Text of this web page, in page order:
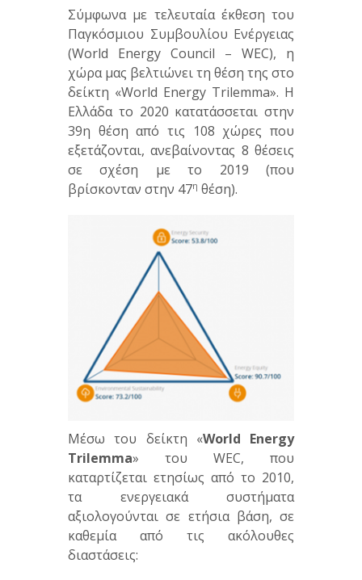
Σύμφωνα με τελευταία έκθεση του
Παγκόσμιου Συμβουλίου Ενέργειας
(World Energy Council – WEC), η
χώρα μας βελτιώνει τη θέση της στο
δείκτη «World Energy Trilemma». Η
Ελλάδα το 2020 κατατάσσεται στην
39η θέση από τις 108 χώρες που
εξετάζονται, ανεβαίνοντας 8 θέσεις
σε σχέση με το 2019 (που
βρίσκονταν στην 47η θέση).
Μέσω του δείκτη «World Energy
Trilemma» του WEC, που
καταρτίζεται ετησίως από το 2010,
τα ενεργειακά συστήματα
αξιολογούνται σε ετήσια βάση, σε
καθεμία από τις ακόλουθες
διαστάσεις: